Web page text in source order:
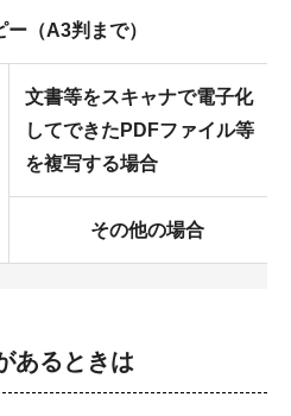
ー（A3判まで）
文書等をスキャナで電子化
してできたPDFファイル等
を複写する場合
その他の場合
あるときは